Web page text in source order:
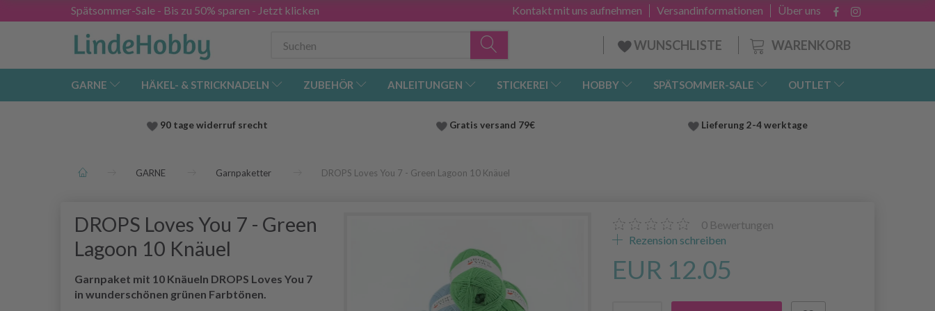
Spätsommer-Sale - Bis zu 50% sparen - Jetzt klicken Über uns
Versandinformationen
Kontakt mit uns aufnehmen
WARENKORB
WUNSCHLISTE
GARNE HÄKEL- & STRICKNADELN ZUBEHÖR ANLEITUNGEN STICKEREI HOBBY SPÄTSOMMER-SALE OUTLET
90 tage widerruf srecht Gratis versand 79€ Lieferung 2-4 werktage
GARNE Garnpaketter DROPS Loves You 7 - Green Lagoon 10 Knäuel
DROPS Loves You 7 - Green
Lagoon 10 Knäuel
Garnpaket mit 10 Knäueln DROPS Loves You 7
in wunderschönen grünen Farbtönen.
0 Bewertungen
Rezension schreiben
EUR 12.05